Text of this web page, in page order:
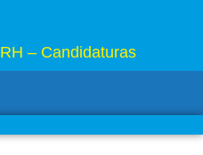
RH – Candidaturas